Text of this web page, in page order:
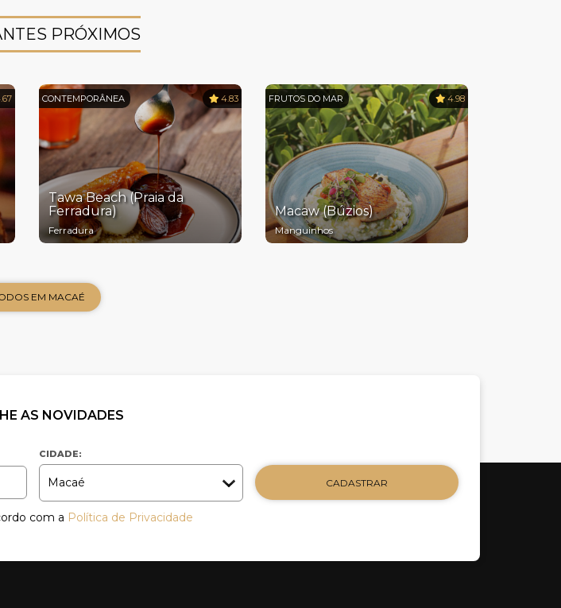
PRÓXIMOS
CONTEMPORÂNEA 4.83
Tawa Beach (Praia da
Ferradura)
Ferradura
FRUTOS DO MAR 4.98
Macaw (Búzios)
Manguinhos
EM MACAÉ
AS NOVIDADES
CIDADE:
CADASTRAR
com a Política de Privacidade